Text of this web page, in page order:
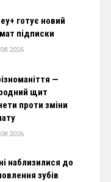
готує новий
підписки
—
щит
проти зміни
наблизилися до
зубів